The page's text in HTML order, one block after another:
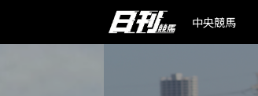
中央競馬